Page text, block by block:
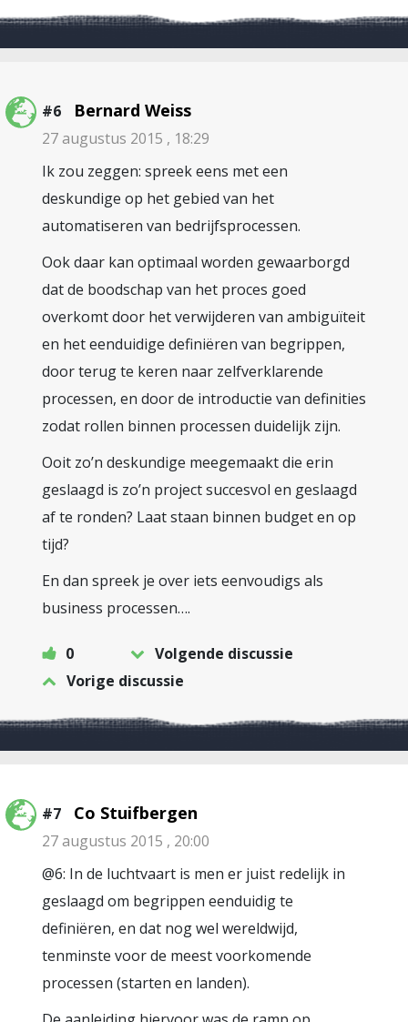
#6 Bernard Weiss
27 augustus 2015 , 18:29
Ik zou zeggen: spreek eens met een
deskundige op het gebied van het
automatiseren van bedrijfsprocessen.
Ook daar kan optimaal worden gewaarborgd
dat de boodschap van het proces goed
overkomt door het verwijderen van ambiguïteit
en het eenduidige definiëren van begrippen,
door terug te keren naar zelfverklarende
processen, en door de introductie van definities
zodat rollen binnen processen duidelijk zijn.
Ooit zo’n deskundige meegemaakt die erin
geslaagd is zo’n project succesvol en geslaagd
af te ronden? Laat staan binnen budget en op
tijd?
En dan spreek je over iets eenvoudigs als
business processen….
0
Volgende discussie
Vorige discussie
#7 Co Stuifbergen
27 augustus 2015 , 20:00
@6: In de luchtvaart is men er juist redelijk in
geslaagd om begrippen eenduidig te
definiëren, en dat nog wel wereldwijd,
tenminste voor de meest voorkomende
processen (starten en landen).